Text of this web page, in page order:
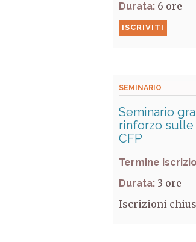
Durata: 6
ISCRIVITI
SEMINARIO
Seminario
rinforzo sulle
CFP
Termine
Durata: 3
Iscrizioni